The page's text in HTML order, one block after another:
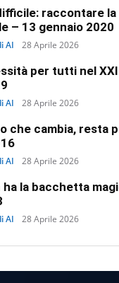
raccontare
– 13 gennaio 2020
AI 28 Aprile 2026
per tutti nel
AI 28 Aprile 2026
che cambia, resta
AI 28 Aprile 2026
ha la bacchetta
AI 28 Aprile 2026